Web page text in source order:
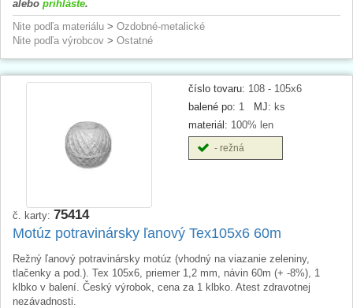
alebo prihláste.
Nite podľa materiálu > Ozdobné-metalické
Nite podľa výrobcov > Ostatné
číslo tovaru: 108 - 105x6
balené po: 1 MJ: ks
materiál: 100% len
- režná
č. karty: 75414
Motúz potravinársky ľanový Tex105x6 60m
Režný ľanový potravinársky motúz (vhodný na viazanie zeleniny,
tlačenky a pod.). Tex 105x6, priemer 1,2 mm, návin 60m (+ -8%), 1
klbko v balení. Český výrobok, cena za 1 klbko. Atest zdravotnej
nezávadnosti.